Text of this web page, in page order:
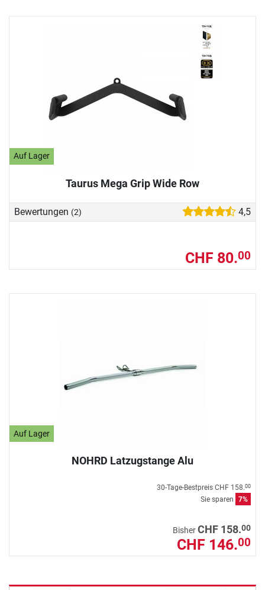
Auf Lager
Taurus Mega Grip Wide Row
Bewertungen (2) 4,5
CHF 80.00
Auf Lager
NOHRD Latzugstange Alu
30-Tage-Bestpreis CHF 158.00
Sie sparen 7%
BisherCHF 158.00
CHF 146.00